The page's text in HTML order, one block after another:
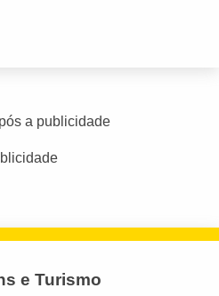
a publicidade
e Turismo